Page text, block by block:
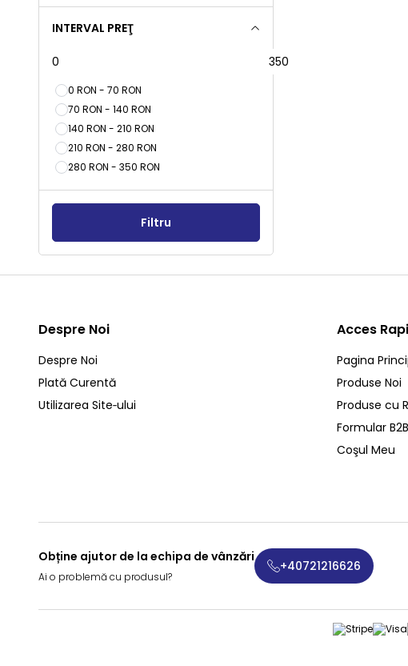
INTERVAL PREŢ
0 RON - 70 RON
70 RON - 140 RON
140 RON - 210 RON
210 RON - 280 RON
280 RON - 350 RON
Filtru
Despre Noi
Despre Noi
Plată Curentă
Utilizarea Site‑ului
Acces
Pagina
Produse Noi
Produse cu
Formular B2B
Coşul Meu
Obține ajutor de la echipa de vânzări
Ai o problemă cu produsul?
+40721216626